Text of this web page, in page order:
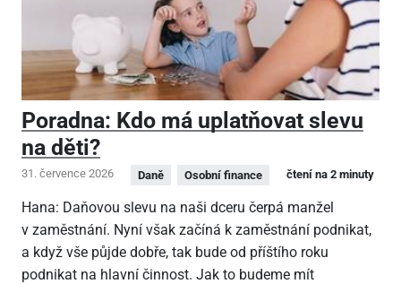
Poradna: Kdo má uplatňovat slevu
na děti?
31. července 2026 Daně Osobní finance čtení na 2 minuty
Hana: Daňovou slevu na naši dceru čerpá manžel
v zaměstnání. Nyní však začíná k zaměstnání podnikat,
a když vše půjde dobře, tak bude od příštího roku
podnikat na hlavní činnost. Jak to budeme mít